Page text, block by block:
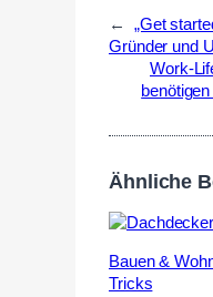
←
„Get
Gründer und
Work-
Ähnliche
Bauen &
Tricks